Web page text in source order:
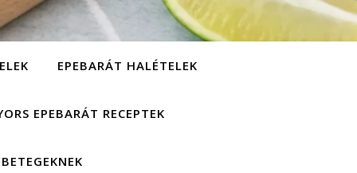
EPEBARÁT HALÉTELEK
EPEBARÁT RECEPTEK